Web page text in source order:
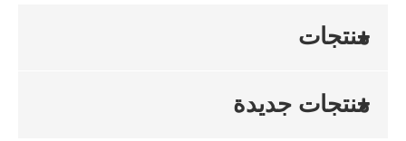
منتجات
منتجات جديدة